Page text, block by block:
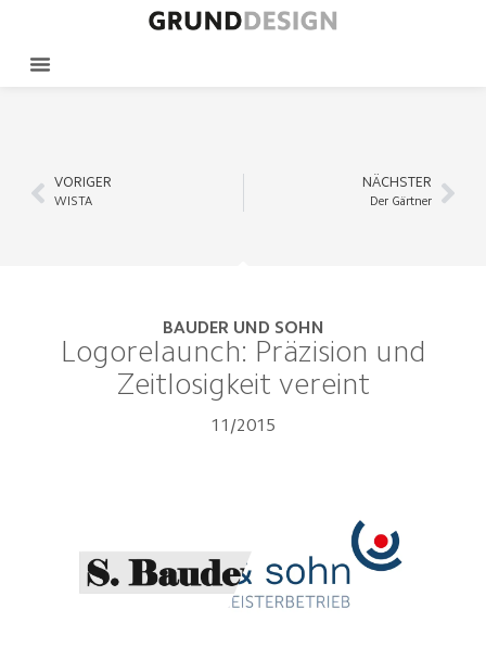
VORIGER
WISTA
NÄCHSTER
Der Gärtner
BAUDER UND SOHN
Logorelaunch: Präzision und
Zeitlosigkeit vereint
11/2015